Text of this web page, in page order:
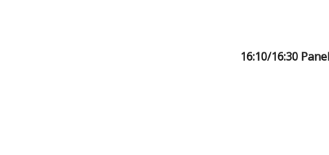
16:10/16:30